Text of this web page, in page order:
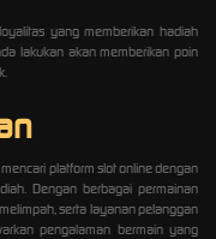
yang memberikan hadiah
lakukan akan memberikan poin
platform slot online dengan
Dengan berbagai permainan
serta layanan pelanggan
pengalaman bermain yang